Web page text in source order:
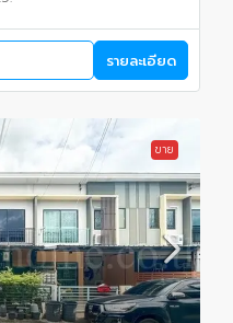
รายละเอียด
ขาย